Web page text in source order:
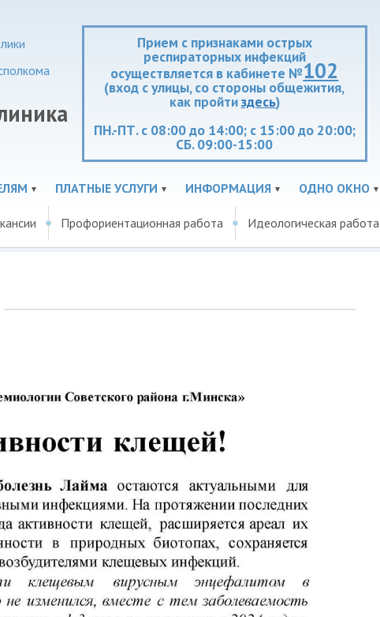
Прием с признаками острых
респираторных инфекций
осуществляется в кабинете №102
(вход с улицы, со стороны общежития,
как пройтиздесь)
ПН.-ПТ. с 08:00 до 14:00; с 15:00 до 20:00;
СБ. 09:00-15:00
ПЛАТНЫЕ УСЛУГИ ИНФОРМАЦИЯ ОДНО ОКНО
Профориентационная работа Идеологическая работа